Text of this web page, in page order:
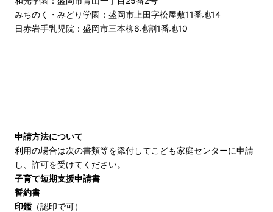
みちのく・みどり学園：盛岡市上田字松屋敷11番地14
日赤岩手乳児院：盛岡市三本柳6地割1番地10
申請方法について
利用の場合は次の書類等を添付してこども家庭センターに申請
し、許可を受けてください。
子育て短期支援申請書
誓約書
印鑑 （認印で可）